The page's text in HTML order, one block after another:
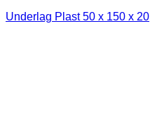
Underlag Plast 50 x 150 x 20